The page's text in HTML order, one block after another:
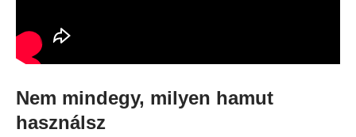
Nem mindegy, milyen hamut
használsz